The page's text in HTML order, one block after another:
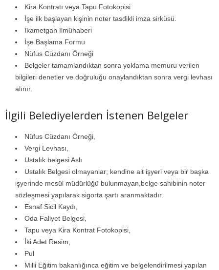
Kira Kontratı veya Tapu Fotokopisi
İşe ilk başlayan kişinin noter tasdikli imza sirküsü.
İkametgah İlmühaberi
İşe Başlama Formu
Nüfus Cüzdanı Örneği
Belgeler tamamlandıktan sonra yoklama memuru verilen
bilgileri denetler ve doğruluğu onaylandıktan sonra vergi levhası
alınır.
İlgili Belediyelerden İstenen Belgeler
Nüfus Cüzdanı Örneği,
Vergi Levhası,
Ustalık belgesi Aslı
Ustalık Belgesi olmayanlar; kendine ait işyeri veya bir başka
işyerinde mesül müdürlüğü bulunmayan,belge sahibinin noter
sözleşmesi yapılarak sigorta şartı aranmaktadır.
Esnaf Sicil Kaydı,
Oda Faliyet Belgesi,
Tapu veya Kira Kontrat Fotokopisi,
İki Adet Resim,
Pul
Milli Eğitim bakanlığınca eğitim ve belgelendirilmesi yapılan